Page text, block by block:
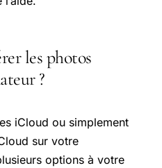
les photos
?
iCloud ou simplement
sur votre
options à votre